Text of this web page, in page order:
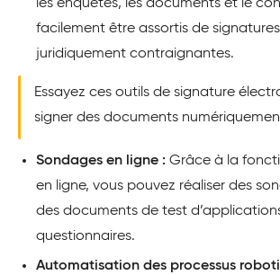
les enquêtes, les documents et le
facilement être assortis de
juridiquement contraignantes.
Essayez ces outils de signature
signer des documents
Sondages en ligne : Grâce à la
en ligne, vous pouvez réaliser des
des documents de test
questionnaires.
Automatisation des processus